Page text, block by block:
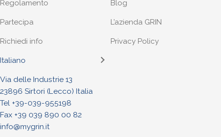
Regolamento
Partecipa
Richiedi info
Italiano
Blog
L’azienda GRIN
Privacy Policy
Via delle Industrie 13
23896 Sirtori (Lecco) Italia
Tel +39-039-955198
Fax +39 039 890 00 82
info@mygrin.it